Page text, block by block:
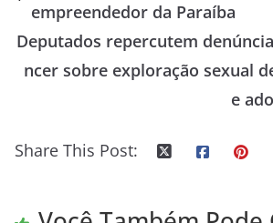
empreendedor da Paraíba
Deputados repercutem
ncer sobre exploração sexual
e
Share This Post: